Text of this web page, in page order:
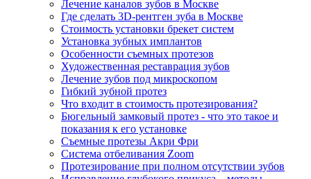
Лечение каналов зубов в Москве
Где сделать 3D-рентген зуба в Москве
Стоимость установки брекет систем
Установка зубных имплантов
Особенности съемных протезов
Художественная реставрация зубов
Лечение зубов под микроскопом
Гибкий зубной протез
Что входит в стоимость протезирования?
Бюгельный замковый протез - что это такое и
показания к его установке
Съемные протезы Акри Фри
Система отбеливания Zoom
Протезирование при полном отсутствии зубов